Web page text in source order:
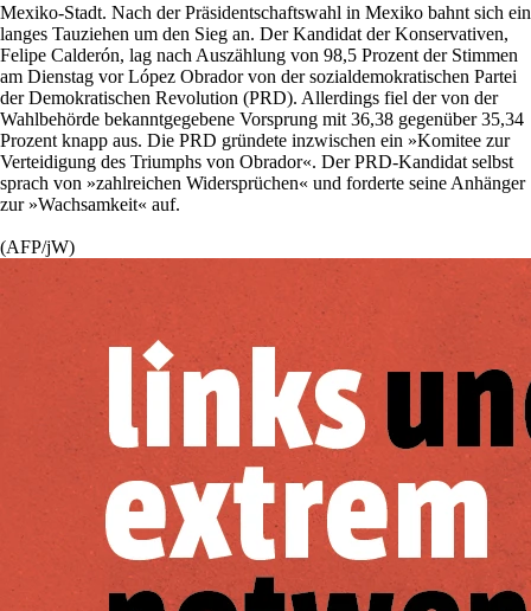
Mexiko-Stadt. Nach der Präsidentschaftswahl in Mexiko bahnt sich ein
langes Tauziehen um den Sieg an. Der Kandidat der Konservativen,
Felipe Calderón, lag nach Auszählung von 98,5 Prozent der Stimmen
am Dienstag vor López Obrador von der sozialdemokratischen Partei
der Demokratischen Revolution (PRD). Allerdings fiel der von der
Wahlbehörde bekanntgegebene Vorsprung mit 36,38 gegenüber 35,34
Prozent knapp aus. Die PRD gründete inzwischen ein »Komitee zur
Verteidigung des Triumphs von Obrador«. Der PRD-Kandidat selbst
sprach von »zahlreichen Widersprüchen« und forderte seine Anhänger
zur »Wachsamkeit« auf.
(AFP/jW)